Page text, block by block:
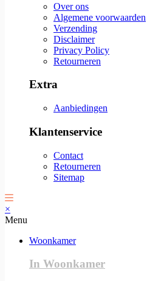
Over ons
Algemene voorwaarden
Verzending
Disclaimer
Privacy Policy
Retourneren
Extra
Aanbiedingen
Klantenservice
Contact
Retourneren
Sitemap
×
Menu
Woonkamer
In Woonkamer